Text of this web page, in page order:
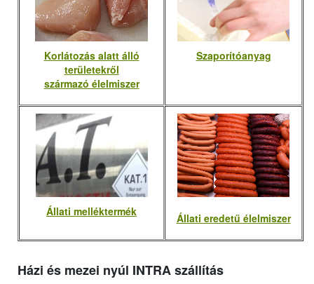
Korlátozás alatt álló
területekről
származó élelmiszer
Szaporítóanyag
Állati melléktermék Állati eredetű élelmiszer
Házi és mezei nyúl INTRA szállítás